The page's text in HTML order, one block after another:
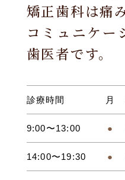
矯正歯科は痛
コミュニケー
歯医者です。
診療時間 月
9:00〜13:00 ●
14:00〜19:30 ●